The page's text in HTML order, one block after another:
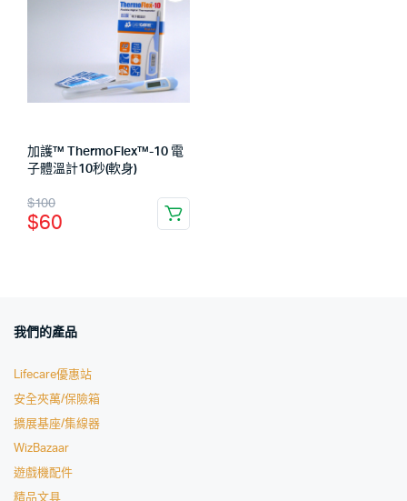
加護™ ThermoFlex™-10 電
子體溫計10秒(軟身)
$100
$60
我們的產品
Lifecare優惠站
安全夾萬/保險箱
擴展基座/集線器
WizBazaar
遊戲機配件
精品文具